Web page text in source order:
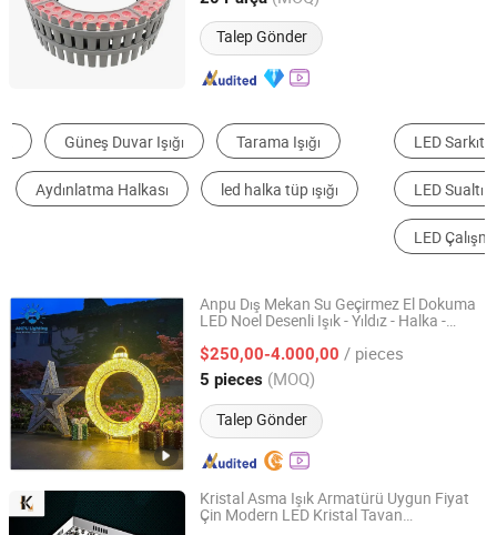
Talep Gönder
LED Sarkıt Lamba Sarkıt Lamba
LED Sualtı Işık LED Yüksek Tavan Işığı
Anpu Dış Mekan Su Geçirmez El Dokuma
LED Noel Desenli Işık - Yıldız - Halka -
$250,00-4.000,00 / pieces
5 pieces (MOQ)
Talep Gönder
Ningbo Anpu Lighting Co., Ltd
Zhejiang, China Fiyat 2024
Kristal Asma Işık Armatürü Uygun Fiyat
Çin Modern LED Kristal Tavan
Zhongshan Konig Co., Ltd.